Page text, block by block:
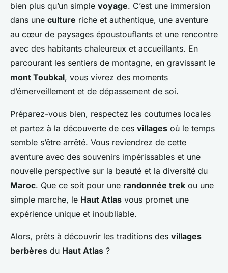
bien plus qu’un simple voyage. C’est une immersion
dans une culture riche et authentique, une aventure
au cœur de paysages époustouflants et une rencontre
avec des habitants chaleureux et accueillants. En
parcourant les sentiers de montagne, en gravissant le
mont Toubkal, vous vivrez des moments
d’émerveillement et de dépassement de soi.
Préparez-vous bien, respectez les coutumes locales
et partez à la découverte de ces villages où le temps
semble s’être arrêté. Vous reviendrez de cette
aventure avec des souvenirs impérissables et une
nouvelle perspective sur la beauté et la diversité du
Maroc. Que ce soit pour une randonnée trek ou une
simple marche, le Haut Atlas vous promet une
expérience unique et inoubliable.
Alors, prêts à découvrir les traditions des villages
berbères du Haut Atlas ?